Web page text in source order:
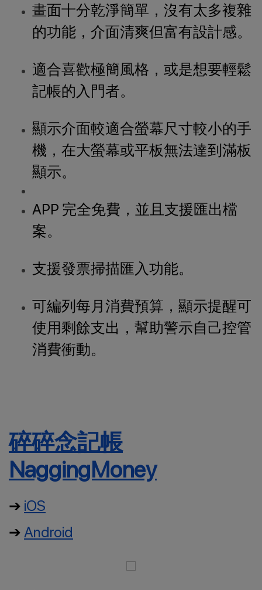
畫面十分乾淨簡單，沒有太多複雜
的功能，介面清爽但富有設計感。
適合喜歡極簡風格，或是想要輕鬆
記帳的入門者。
顯示介面較適合螢幕尺寸較小的手
機，在大螢幕或平板無法達到滿板
顯示。
APP 完全免費，並且支援匯出檔
案。
支援發票掃描匯入功能。
可編列每月消費預算，顯示提醒可
使用剩餘支出，幫助警示自己控管
消費衝動。
碎碎念記帳
NaggingMoney
➔ iOS
➔ Android